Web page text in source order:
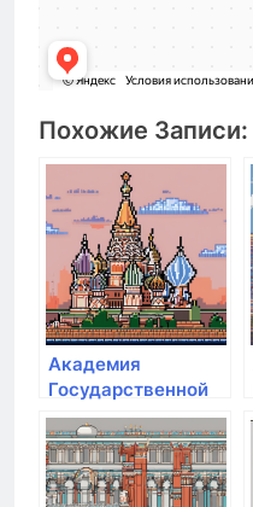
Похожие Записи:
Академия
Государственной
противопожарной
службы МЧС РФ